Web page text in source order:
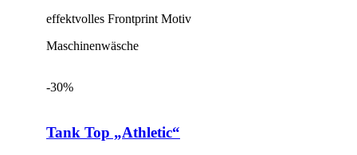
effektvolles Frontprint Motiv
Maschinenwäsche
-30%
Tank Top „Athletic“